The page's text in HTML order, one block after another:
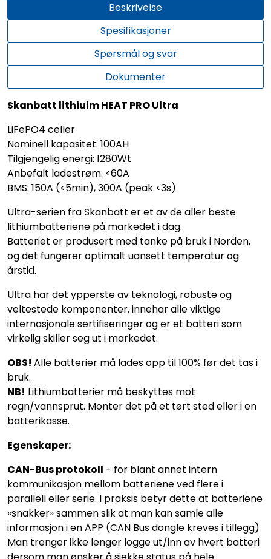
Beskrivelse
Spesifikasjoner
Spørsmål og svar
Dokumenter
Skanbatt lithiuim HEAT PRO Ultra
LiFePO4 celler
Nominell kapasitet: 100AH
Tilgjengelig energi: 1280Wt
Anbefalt ladestrøm: <60A
BMS: 150A (<5min), 300A (peak <3s)
Ultra-serien fra Skanbatt er et av de aller beste
lithiumbatteriene på markedet i dag.
Batteriet er produsert med tanke på bruk i Norden,
og det fungerer optimalt uansett temperatur og
årstid.
Ultra har det ypperste av teknologi, robuste og
veltestede komponenter, innehar alle viktige
internasjonale sertifiseringer og er et batteri som
virkelig skiller seg ut i markedet.
OBS! Alle batterier må lades opp til 100% før det tas i
bruk.
NB! Lithiumbatterier må beskyttes mot
regn/vannsprut. Monter det på et tørt sted eller i en
batterikasse.
Egenskaper:
CAN-Bus protokoll - for blant annet intern
kommunikasjon mellom batteriene ved flere i
parallell eller serie. I praksis betyr dette at batteriene
«snakker» sammen slik at man kan samle alle
informasjon i en APP (CAN Bus dongle kreves i tillegg)
Man trenger ikke lenger logge ut/inn av hvert batteri